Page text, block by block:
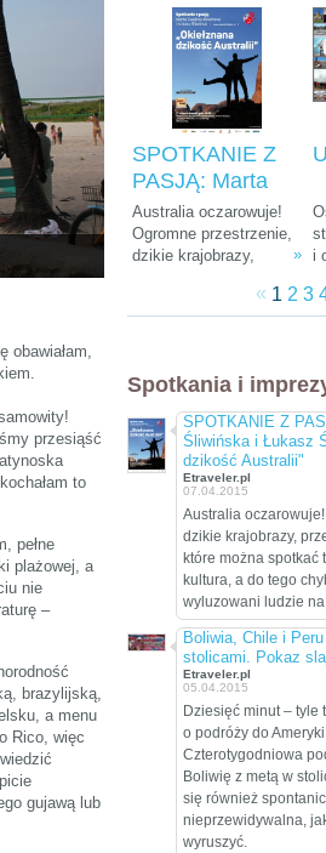
przesiąść
to
pełne
plażowej, a
nie
–
brazylijską,
a menu
Rico, więc
gujawą lub
krótkiego pobytu w
parkach narodowych i
na Zanzibarze.
SPOTKANIE Z
PASJĄ: Marta
Cwalina-
Śliwińska i
Łukasz Śliwiński
dzikość Australii"
Australia oczarowuje!
Ogromne przestrzenie,
dzikie krajobrazy,
które można spotkać
tylko tam, ciekawa
wyluzowani ludzie na
świecie.
»
i
r.
« 1 2 3
Spotkania i
SPOTKANIE Z
Śliwińska i Łukasz
dzikość Australii"
Etraveler.pl
07.04.2015
Australia
dzikie krajobrazy,
które można spotkać
kultura, a do tego
wyluzowani ludzie
Boliwia, Chile i
stolicami. Pokaz
Etraveler.pl
05.04.2015
Dziesięć minut – tyle
o podróży do
Czterotygodniowa
Boliwię z metą w
się również
nieprzewidywalna,
wyruszyć.